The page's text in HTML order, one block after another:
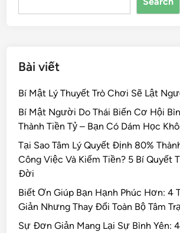
o
Bài viết
Bí Mật Lý Thuyết Trò Chơi Sẽ Lật
Bí Mật Người Do Thái Biến Cơ Hội
Thành Tiền Tỷ – Bạn Có Dám Học
Tại Sao Tâm Lý Quyết Định 80%
Công Việc Và Kiếm Tiền? 5 Bí Quyết
Đời
Biết Ơn Giúp Bạn Hạnh Phúc Hơn: 4
Giản Nhưng Thay Đổi Toàn Bộ Tâm
Sự Đơn Giản Mang Lại Sự Bình Yên: